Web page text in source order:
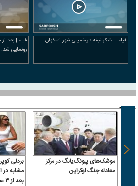
فیلم | لشکر اجنه در خمینی شهر اصفهان
فیلم | بعد
رونمایی شد!
موشک‌های پیونگ‌یانگ در مرکز
معادله جنگ اوکراین
بردلی
مشابه در
بعد از ۳ سال نامزدی